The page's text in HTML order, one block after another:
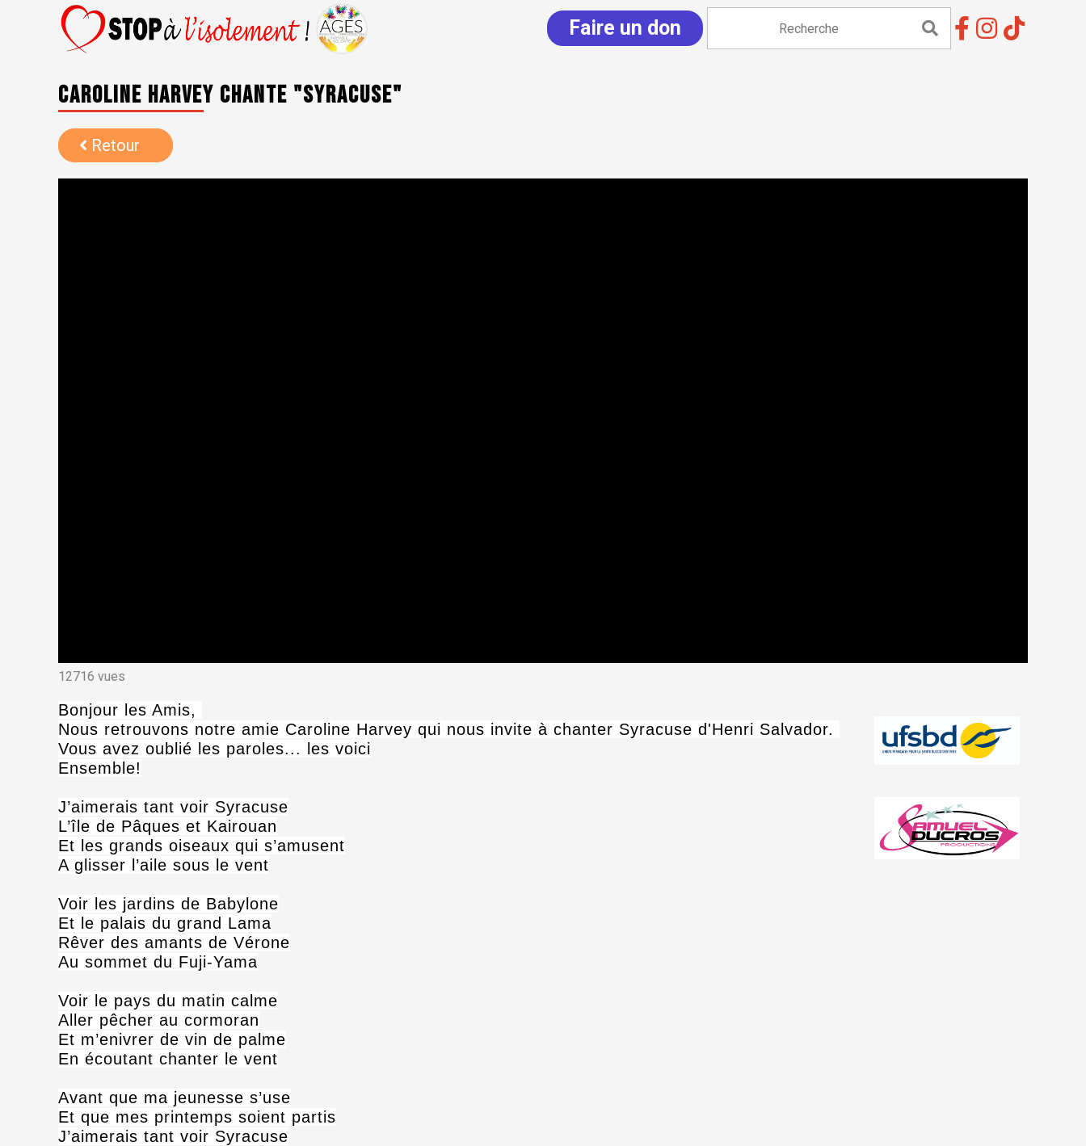
Faire un don
Caroline Harvey chante "Syracuse"
Retour
12716 vues
Bonjour les Amis,
Nous retrouvons notre amie Caroline Harvey qui nous invite à chanter Syracuse d'Henri Salvador.
Vous avez oublié les paroles... les voici
Ensemble!
J’aimerais tant voir Syracuse
L’île de Pâques et Kairouan
Et les grands oiseaux qui s’amusent
A glisser l’aile sous le vent
Voir les jardins de Babylone
Et le palais du grand Lama
Rêver des amants de Vérone
Au sommet du Fuji-Yama
Voir le pays du matin calme
Aller pêcher au cormoran
Et m’enivrer de vin de palme
En écoutant chanter le vent
Avant que ma jeunesse s’use
Et que mes printemps soient partis
J’aimerais tant voir Syracuse